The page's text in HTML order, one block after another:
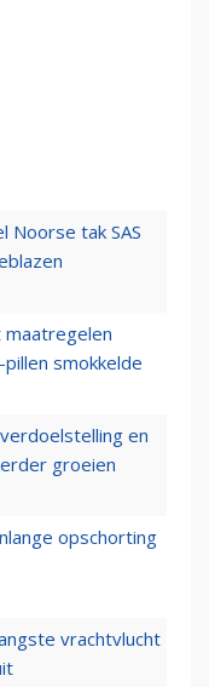
Noorse tak SAS
maatregelen
smokkelde
en
groeien
opschorting
vrachtvlucht